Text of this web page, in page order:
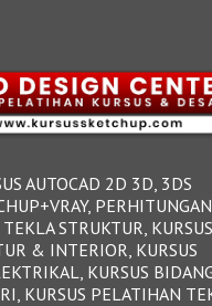
AUTOCAD 2D 3D, 3DS
STRUKTUR, KURSUS
& INTERIOR, KURSUS
KURSUS
KURSUS PELATIHAN